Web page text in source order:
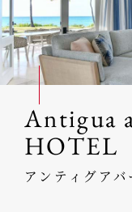
Antigua
HOTEL
アンティグア